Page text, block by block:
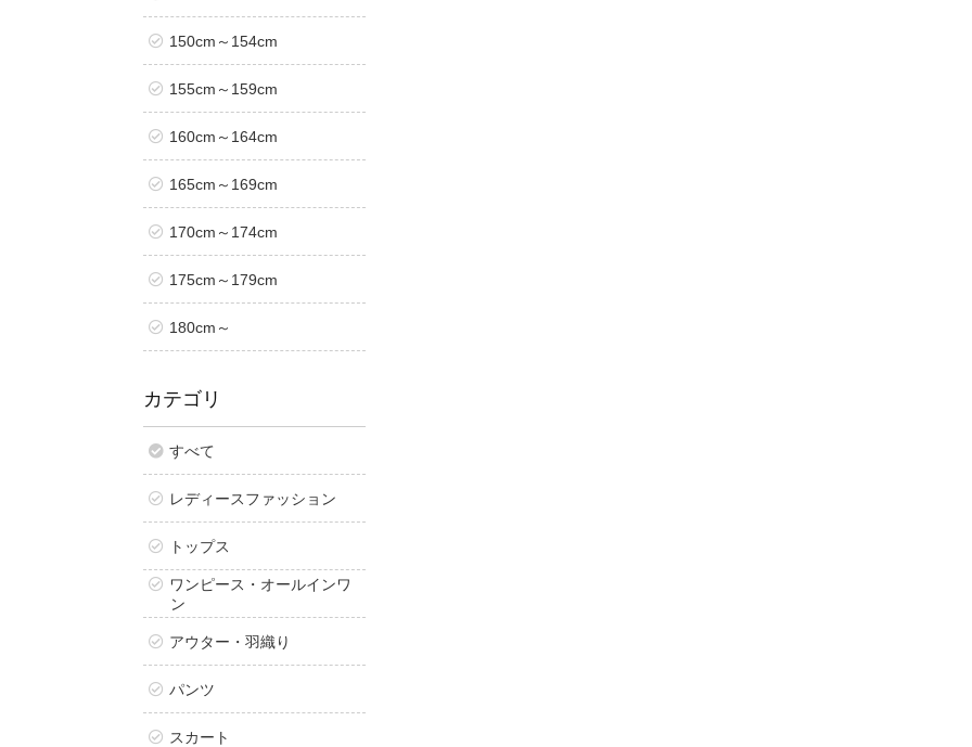
150cm～154cm
155cm～159cm
160cm～164cm
165cm～169cm
170cm～174cm
175cm～179cm
180cm～
カテゴリ
すべて
レディースファッション
トップス
ワンピース・オールインワ
ン
アウター・羽織り
パンツ
スカート